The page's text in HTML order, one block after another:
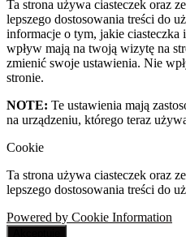
Ta strona używa ciasteczek oraz
lepszego dostosowania treści do
informacje o tym, jakie ciasteczka
wpływ mają na twoją wizytę na
zmienić swoje ustawienia. Nie
stronie.
NOTE: Te ustawienia mają
na urządzeniu, którego teraz
Cookie
Ta strona używa ciasteczek oraz
lepszego dostosowania treści do
Powered by Cookie Information